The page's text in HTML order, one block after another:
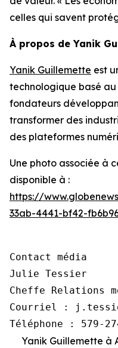
celles qui savent
À propos de Yanik
Yanik Guillemette est
technologique basé
fondateurs
transformer des
des plateformes
Une photo associée à
disponible à :
https://
33ab-4441-bf42-
Contact média
Julie Tessier
Cheffe Relations
Courriel :
Téléphone : 579-
Yanik Guillemette à